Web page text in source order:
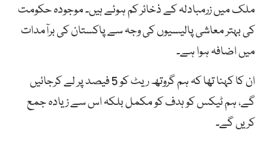
ملک میں زرمبادلہ کے ذخائر کم ہوئے ہیں۔ موجودہ حکومت
کی بہتر معاشی پالیسیوں کی وجہ سے پاکستان کی برآمدات
میں اضافہ ہوا ہے۔
ان کا کہنا تھا کہ ہم گروتھ ریٹ کو 5 فیصد پر لے کرجائیں
گے، ہم ٹیکس کو ہدف کو مکمل بلکہ اس سے زیادہ جمع
کریں گے۔